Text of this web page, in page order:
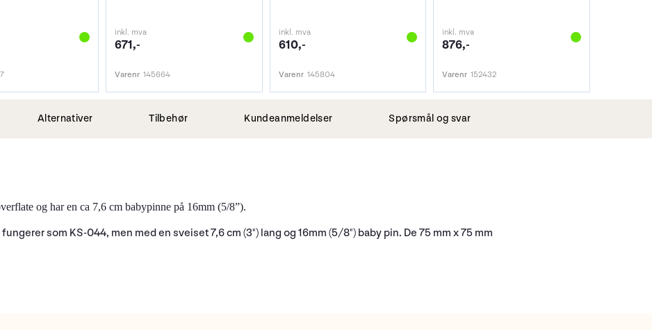
inkl. mva
671,-
Varenr 145664
inkl. mva
610,-
Varenr 145804
inkl. mva
876,-
Varenr 152432
Alternativer Tilbehør Kundeanmeldelser Spørsmål og svar
og har en ca 7,6 cm babypinne på 16mm (5/8”).
som KS-044, men med en sveiset 7,6 cm (3") lang og 16mm (5/8") baby pin. De 75 mm x 75 mm